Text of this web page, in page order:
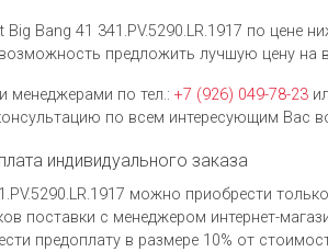
Bang 41 341.PV.5290.LR.1917 по цене
предложить лучшую цену на
менеджерами по тел.: +7 (926) 049-78-23
по всем интересующим Вас
индивидуального заказа
можно приобрести
поставки с менеджером интернет-
предоплату в размере 10% от